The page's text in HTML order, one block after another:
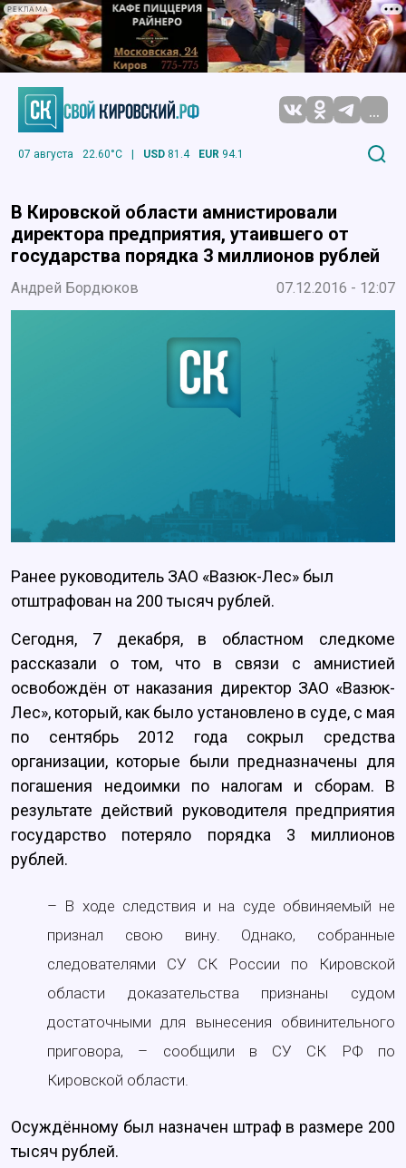
РЕКЛАМА
...
07 августа 22.60°C | USD 81.4 EUR 94.1
В Кировской области амнистировали
директора предприятия, утаившего от
государства порядка 3 миллионов рублей
Андрей Бордюков 07.12.2016 - 12:07
Ранее руководитель ЗАО «Вазюк-Лес» был
отштрафован на 200 тысяч рублей.
Сегодня, 7 декабря, в областном следкоме
рассказали о том, что в связи с амнистией
освобождён от наказания директор ЗАО «Вазюк-
Лес», который, как было установлено в суде, с мая
по сентябрь 2012 года сокрыл средства
организации, которые были предназначены для
погашения недоимки по налогам и сборам. В
результате действий руководителя предприятия
государство потеряло порядка 3 миллионов
рублей.
– В ходе следствия и на суде обвиняемый не
признал свою вину. Однако, собранные
следователями СУ СК России по Кировской
области доказательства признаны судом
достаточными для вынесения обвинительного
приговора, – сообщили в СУ СК РФ по
Кировской области.
Осуждённому был назначен штраф в размере 200
тысяч рублей.